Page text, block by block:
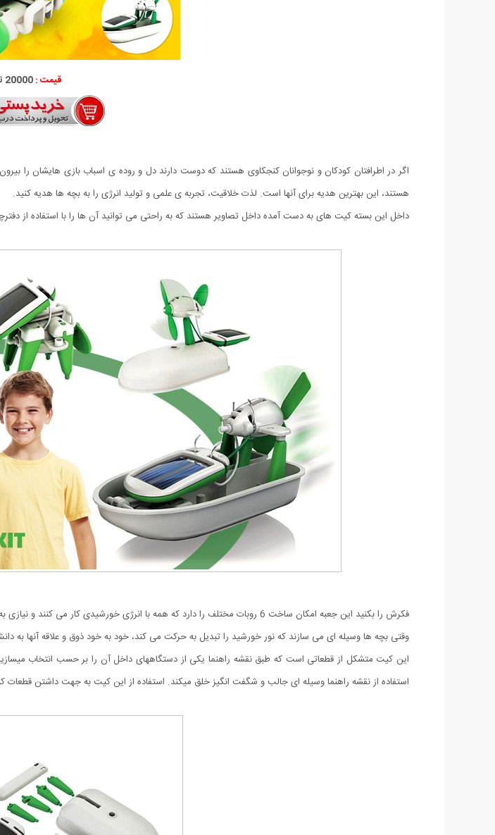
قیمت :20000 تومان
اگر در اطرافتان کودکان و نوجوانان کنجکاوی هستند که دوست دارند دل و روده ی اسباب بازی هایشان را
هستند، این بهترین هدیه برای‬ آنها است. لذت خلاقیت، تجربه ی علمی و تولید انرژی را به بچه ها هدیه کنید.‬
داخل این بسته کیت های به دست آمده داخل تصاویر هستند که به راحتی می توانید آن ها را با استفاده از
فکرش را بکنید این جعبه امکان ساخت 6 روبات مختلف را دارد که همه با انرژی خورشیدی کار می کنند و نیازی به باتری‬ ندارند.‬
‫وقتی بچه ها وسیله ای می سازند که نور خورشید را تبدیل به حرکت می کند، خود به خود ذوق و علاقه آنها به دانش،‬ خلاقیت و تجربه علمی افزایش پیدا می
این کیت متشکل از قطعاتی است که طبق نقشه راهنما یکی از دستگاههای داخل آن را بر حسب انتخاب
استفاده از نقشه راهنما وسیله ای جالب و شگفت انگیز خلق میکند. استفاده از این کیت به جهت داشتن